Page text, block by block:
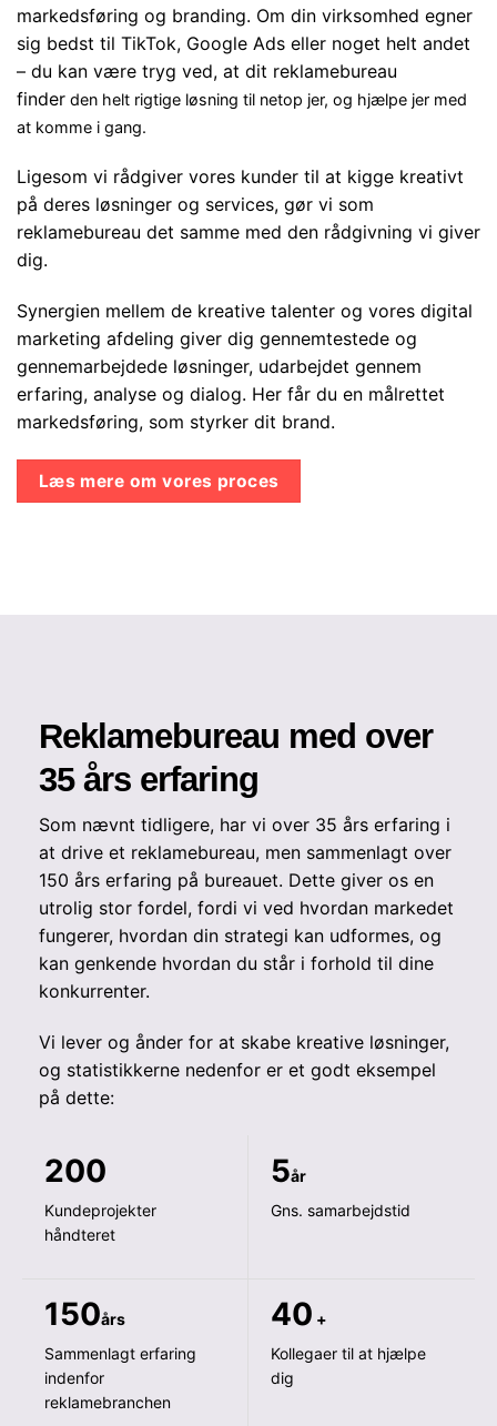
markedsføring og branding. Om din virksomhed egner
sig bedst til TikTok, Google Ads eller noget helt andet
– du kan være tryg ved, at dit reklamebureau
finder den helt rigtige løsning til netop jer, og hjælpe jer med
at komme i gang.
Ligesom vi rådgiver vores kunder til at kigge kreativt
på deres løsninger og services, gør vi som
reklamebureau det samme med den rådgivning vi giver
dig.
Synergien mellem de kreative talenter og vores digital
marketing afdeling giver dig gennemtestede og
gennemarbejdede løsninger, udarbejdet gennem
erfaring, analyse og dialog. Her får du en målrettet
markedsføring, som styrker dit brand.
Læs mere om vores proces
Reklamebureau med over
35 års erfaring
Som nævnt tidligere, har vi over 35 års erfaring i
at drive et reklamebureau, men sammenlagt over
150 års erfaring på bureauet. Dette giver os en
utrolig stor fordel, fordi vi ved hvordan markedet
fungerer, hvordan din strategi kan udformes, og
kan genkende hvordan du står i forhold til dine
konkurrenter.
Vi lever og ånder for at skabe kreative løsninger,
og statistikkerne nedenfor er et godt eksempel
på dette:
200
Kundeprojekter
håndteret
5år
Gns. samarbejdstid
150års
Sammenlagt erfaring
indenfor
reklamebranchen
40 +
Kollegaer til at hjælpe
dig